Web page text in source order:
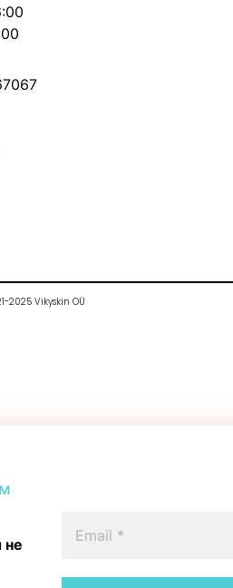
не
2025 Vikyskin OÜ